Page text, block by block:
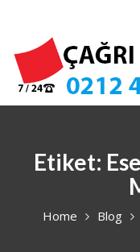
content
Etiket:
Home Blog